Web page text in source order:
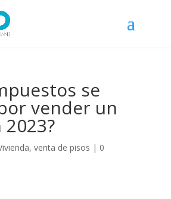
se
vender un
, venta de pisos | 0